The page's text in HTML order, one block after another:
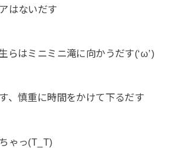
はないだす
らはミニミニ滝に向かうだす(‘ω’)
、慎重に時間をかけて下るだす
ゃっ(T_T)